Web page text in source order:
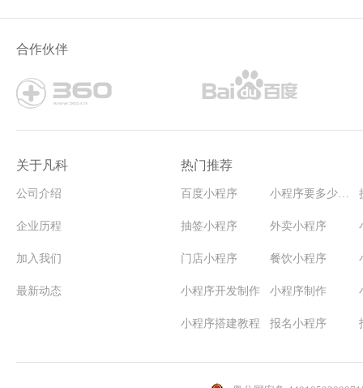
合作伙伴
关于凡科
公司介绍
企业历程
加入我们
最新动态
热门推荐
百度小程序
抽签小程序 外卖小程序
门店小程序 餐饮小程序
小程序开发制作 小程序制作
小程序搭建教程 报名小程序